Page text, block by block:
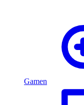
Gamen